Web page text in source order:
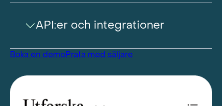
API:er och integrationer
Boka en demoPrata med säljare